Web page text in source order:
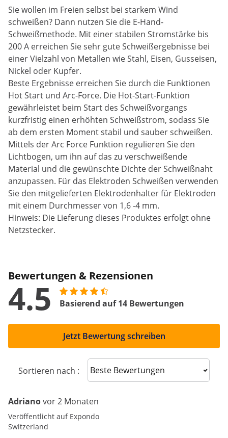
Sie wollen im Freien selbst bei starkem Wind
schweißen? Dann nutzen Sie die E-Hand-
Schweißmethode. Mit einer stabilen Stromstärke bis
200 A erreichen Sie sehr gute Schweißergebnisse bei
einer Vielzahl von Metallen wie Stahl, Eisen, Gusseisen,
Nickel oder Kupfer.
Beste Ergebnisse erreichen Sie durch die Funktionen
Hot Start und Arc-Force. Die Hot-Start-Funktion
gewährleistet beim Start des Schweißvorgangs
kurzfristig einen erhöhten Schweißstrom, sodass Sie
ab dem ersten Moment stabil und sauber schweißen.
Mittels der Arc Force Funktion regulieren Sie den
Lichtbogen, um ihn auf das zu verschweißende
Material und die gewünschte Dichte der Schweißnaht
anzupassen. Für das Elektroden Schweißen verwenden
Sie den mitgelieferten Elektrodenhalter für Elektroden
mit einem Durchmesser von 1,6 -4 mm.
Hinweis: Die Lieferung dieses Produktes erfolgt ohne
Netzstecker.
Bewertungen & Rezensionen
4.5 Basierend auf 14 Bewertungen
Jetzt Bewertung schreiben
Sortieren nach : Sort reviews
Adrianovor 2 Monaten
Veröffentlicht auf Expondo
Switzerland